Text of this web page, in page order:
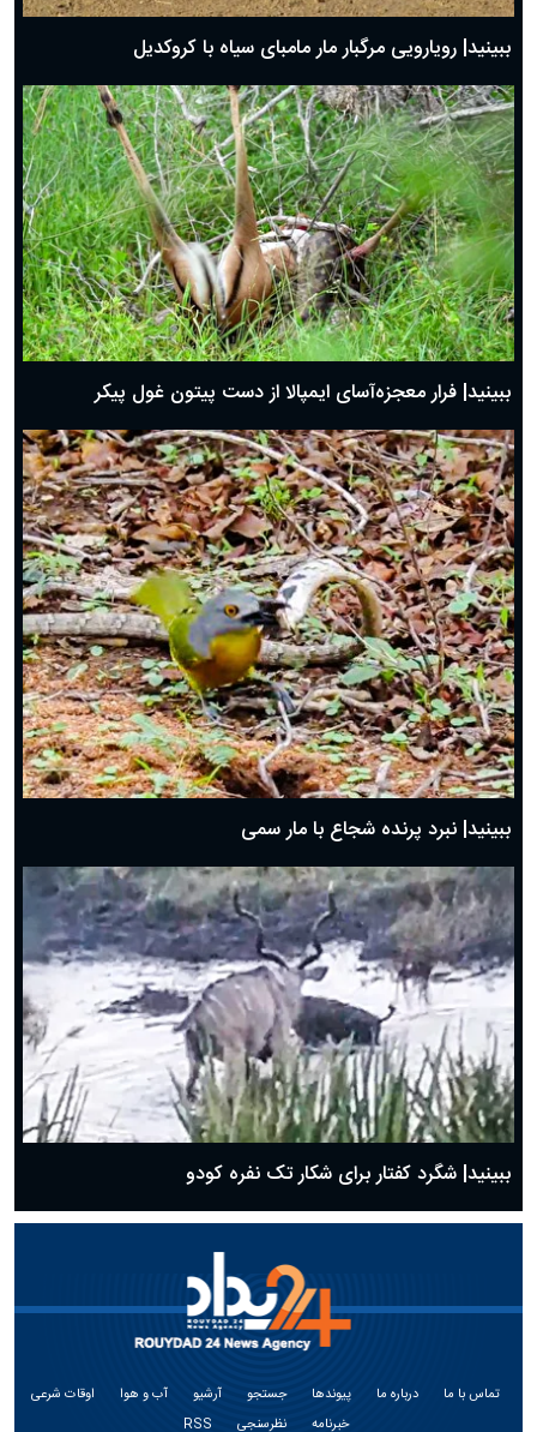
ببینید| رویارویی مرگبار مار مامبای سیاه با کروکدیل
ببینید| فرار معجزه‌آسای ایمپالا از دست پیتون غول پیکر
ببینید| نبرد پرنده شجاع با مار سمی
ببینید| شگرد کفتار برای شکار تک نفره کودو
تماس با ما درباره ما پیوندها جستجو آرشیو آب و هوا
اوقات شرعی
خبرنامه
نظرسنجی RSS